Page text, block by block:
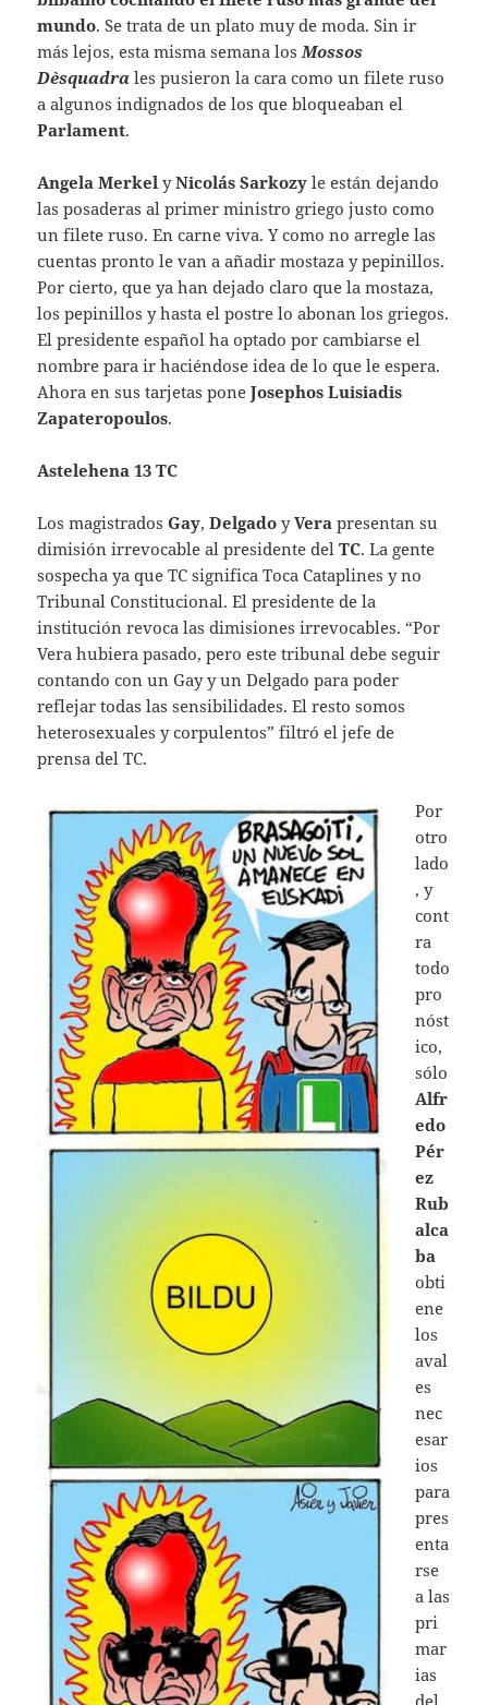
mundo. Se trata de un plato muy de moda. Sin ir
más lejos, esta misma semana los Mossos
D`esquadra les pusieron la cara como un filete ruso
a algunos indignados de los que bloqueaban el
Parlament.
Angela Merkel yNicolás Sarkozy le están dejando
las posaderas al primer ministro griego justo como
un filete ruso. En carne viva. Y como no arregle las
cuentas pronto le van a añadir mostaza y pepinillos.
Por cierto, que ya han dejado claro que la mostaza,
los pepinillos y hasta el postre lo abonan los griegos.
El presidente español ha optado por cambiarse el
nombre para ir haciéndose idea de lo que le espera.
Ahora en sus tarjetas poneJosephos Luisiadis
Zapateropoulos.
Astelehena 13 TC
Los magistradosGay,Delgado yVera presentan su
dimisión irrevocable al presidente delTC. La gente
sospecha ya que TC significa Toca Cataplines y no
Tribunal Constitucional. El presidente de la
institución revoca las dimisiones irrevocables. “Por
Vera hubiera pasado, pero este tribunal debe seguir
contando con un Gay y un Delgado para poder
reflejar todas las sensibilidades. El resto somos
heterosexuales y corpulentos” filtró el jefe de
prensa del TC.
Por
otro
lado
, y
cont
ra
todo
pro
nóst
ico,
sólo
Alfr
edo
Pér
ez
Rub
alca
ba
obti
ene
los
aval
es
nec
esar
ios
para
pres
enta
rse
a las
pri
mar
ias
del